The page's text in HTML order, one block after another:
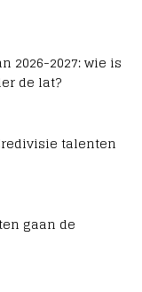
2026-2027: wie is
de lat?
talenten
gaan de